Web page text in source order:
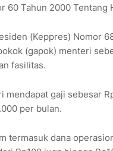
60 Tahun 2000
(Keppres) Nomor
(gapok) menteri
fasilitas.
mendapat gaji sebesar
per bulan.
termasuk dana